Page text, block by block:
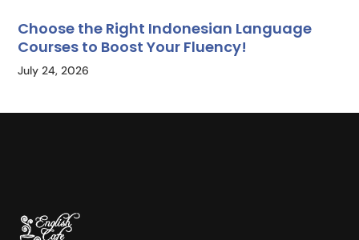
Choose the Right Indonesian Language
Courses to Boost Your Fluency!
July 24, 2026